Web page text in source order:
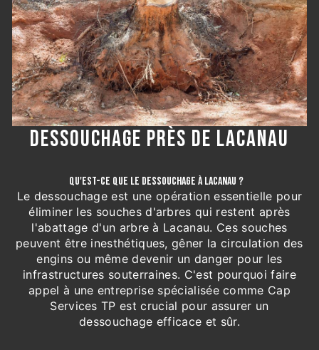
DESSOUCHAGE PRÈS DE LACANAU
QU'EST-CE QUE LE DESSOUCHAGE À LACANAU ?
Le dessouchage est une opération essentielle pour
éliminer les souches d'arbres qui restent après
l'abattage d'un arbre à Lacanau. Ces souches
peuvent être inesthétiques, gêner la circulation des
engins ou même devenir un danger pour les
infrastructures souterraines. C'est pourquoi faire
appel à une entreprise spécialisée comme Cap
Services TP est crucial pour assurer un
dessouchage efficace et sûr.